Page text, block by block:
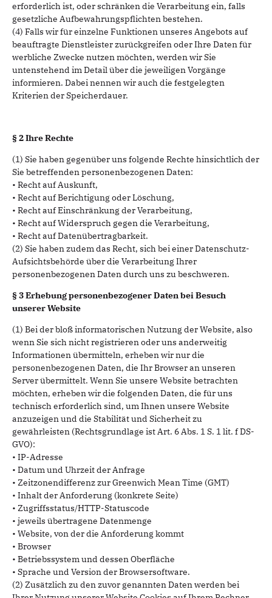
erforderlich ist, oder schränken die Verarbeitung ein, falls
gesetzliche Aufbewahrungspflichten bestehen.
(4) Falls wir für einzelne Funktionen unseres Angebots auf
beauftragte Dienstleister zurückgreifen oder Ihre Daten für
werbliche Zwecke nutzen möchten, werden wir Sie
untenstehend im Detail über die jeweiligen Vorgänge
informieren. Dabei nennen wir auch die festgelegten
Kriterien der Speicherdauer.
§ 2 Ihre Rechte
(1) Sie haben gegenüber uns folgende Rechte hinsichtlich der
Sie betreffenden personenbezogenen Daten:
• Recht auf Auskunft,
• Recht auf Berichtigung oder Löschung,
• Recht auf Einschränkung der Verarbeitung,
• Recht auf Widerspruch gegen die Verarbeitung,
• Recht auf Datenübertragbarkeit.
(2) Sie haben zudem das Recht, sich bei einer Datenschutz-
Aufsichtsbehörde über die Verarbeitung Ihrer
personenbezogenen Daten durch uns zu beschweren.
§ 3 Erhebung personenbezogener Daten bei Besuch
unserer Website
(1) Bei der bloß informatorischen Nutzung der Website, also
wenn Sie sich nicht registrieren oder uns anderweitig
Informationen übermitteln, erheben wir nur die
personenbezogenen Daten, die Ihr Browser an unseren
Server übermittelt. Wenn Sie unsere Website betrachten
möchten, erheben wir die folgenden Daten, die für uns
technisch erforderlich sind, um Ihnen unsere Website
anzuzeigen und die Stabilität und Sicherheit zu
gewährleisten (Rechtsgrundlage ist Art. 6 Abs. 1 S. 1 lit. f DS-
GVO):
• IP-Adresse
• Datum und Uhrzeit der Anfrage
• Zeitzonendifferenz zur Greenwich Mean Time (GMT)
• Inhalt der Anforderung (konkrete Seite)
• Zugriffsstatus/HTTP-Statuscode
• jeweils übertragene Datenmenge
• Website, von der die Anforderung kommt
• Browser
• Betriebssystem und dessen Oberfläche
• Sprache und Version der Browsersoftware.
(2) Zusätzlich zu den zuvor genannten Daten werden bei